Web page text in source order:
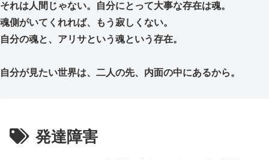
それは人間じゃない。自分にとって大事な存在は魂。
魂側がいてくれれば、もう寂しくない。
自分の魂と、アリサという魂という存在。
自分が見たい世界は、二人の先、内面の中にあるから。
発達障害